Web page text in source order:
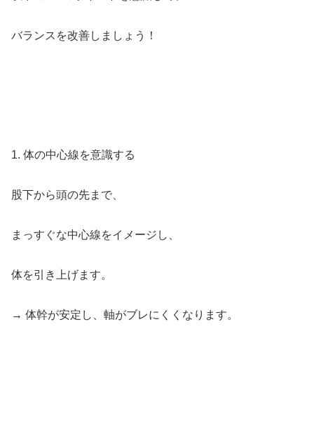
バランスを改善しましょう！
1. 体の中心線を意識する
股下から頭の先まで、
まっすぐな中心線をイメージし、
体を引き上げます。
→ 体幹が安定し、軸がブレにくくなります。